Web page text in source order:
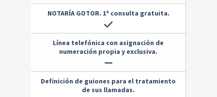
NOTARÍA GOTOR. 1ª consulta gratuita.
Línea telefónica con asignación de
numeración propia y exclusiva.
Definición de guiones para el tratamiento
de sus llamadas.